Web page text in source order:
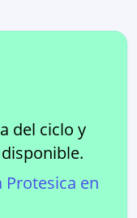
del ciclo y
Protesica en